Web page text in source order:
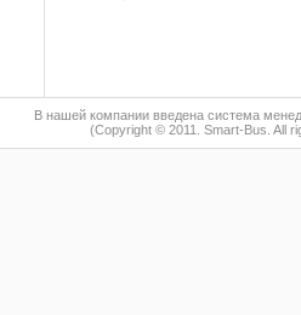
В нашей компании введена система
(Copyright © 2011. Smart-Bus. All